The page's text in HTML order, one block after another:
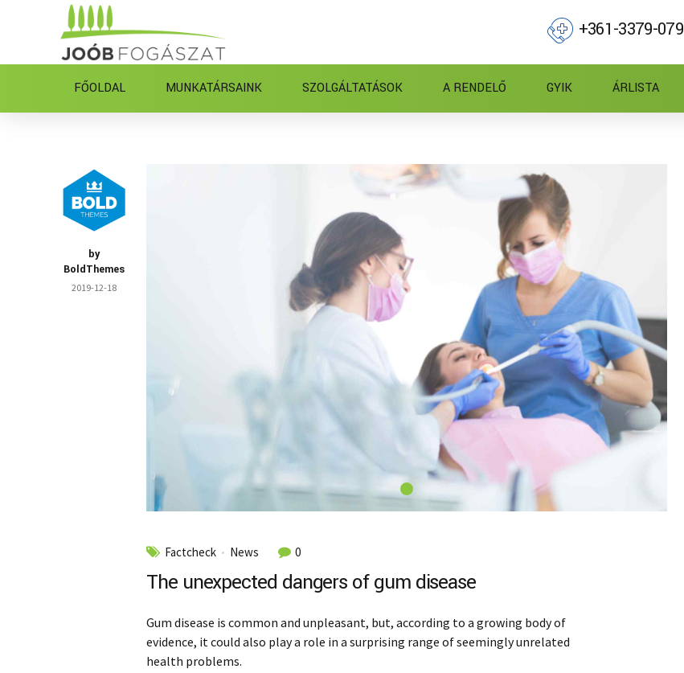
+361-3379-079
FŐOLDAL MUNKATÁRSAINK SZOLGÁLTATÁSOK A RENDELŐ GYIK ÁRLISTA
by
BoldThemes
2019-12-18
Factcheck News 0
The unexpected dangers of gum disease
Gum disease is common and unpleasant, but, according to a growing body of
evidence, it could also play a role in a surprising range of seemingly unrelated
health problems.